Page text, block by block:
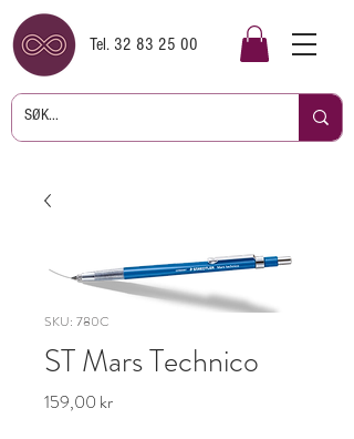
Tel. 32 83 25 00
SKU: 780C
ST Mars Technico
159,00 krPris